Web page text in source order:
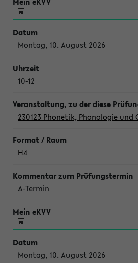
Montag, 10. August 2026
10-12
230123 Phonetik, Phonologie
H4
A-Termin
Montag, 10. August 2026